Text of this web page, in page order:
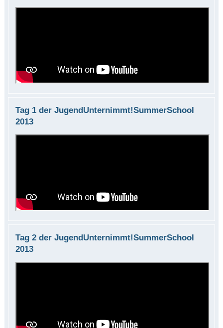
Tag 1 der JugendUnternimmt!SummerSchool
2013
Tag 2 der JugendUnternimmt!SummerSchool
2013